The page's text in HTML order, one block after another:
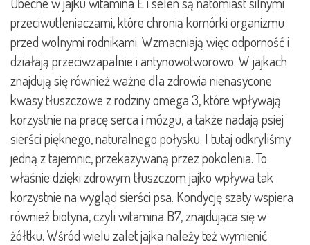
przeciwutleniaczami, które chronią komórki organizmu
przed wolnymi rodnikami. Wzmacniają więc odporność i
działają przeciwzapalnie i antynowotworowo. W jajkach
znajdują się również ważne dla zdrowia nienasycone
kwasy tłuszczowe z rodziny omega 3, które wpływają
korzystnie na pracę serca i mózgu, a także nadają psiej
sierści pięknego, naturalnego połysku. I tutaj odkryliśmy
jedną z tajemnic, przekazywaną przez pokolenia. To
właśnie dzięki zdrowym tłuszczom jajko wpływa tak
korzystnie na wygląd sierści psa. Kondycję szaty wspiera
również biotyna, czyli witamina B7, znajdująca się w
żółtku. Wśród wielu zalet jajka należy też wymienić